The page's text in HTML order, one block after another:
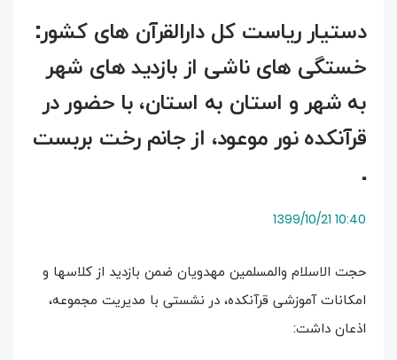
دستیار ریاست کل دارالقرآن های کشور:
خستگی های ناشی از بازدید های شهر
به شهر و استان به استان، با حضور در
قرآنکده نور موعود، از جانم رخت بربست
.
10:40 1399/10/21
حجت الاسلام والمسلمین مهدویان ضمن بازدید از کلاسها و
امکانات آموزشی قرآنکده، در نشستی با مدیریت مجموعه،
اذعان داشت: